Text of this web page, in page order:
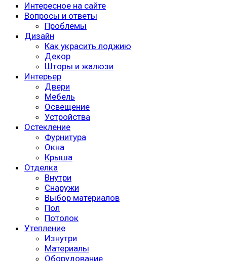
Интересное на сайте
Вопросы и ответы
Проблемы
Дизайн
Как украсить лоджию
Декор
Шторы и жалюзи
Интерьер
Двери
Мебель
Освещение
Устройства
Остекление
Фурнитура
Окна
Крыша
Отделка
Внутри
Снаружи
Выбор материалов
Пол
Потолок
Утепление
Изнутри
Материалы
Оборудование